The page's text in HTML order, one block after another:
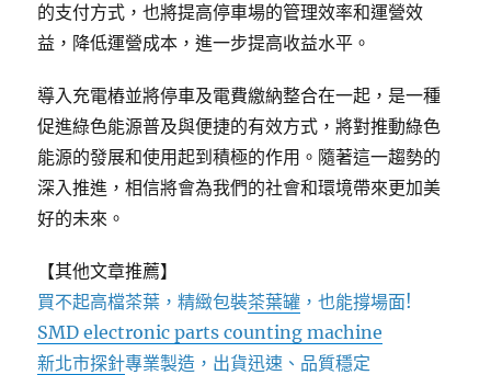
的支付方式，也將提高停車場的管理效率和運營效
益，降低運營成本，進一步提高收益水平。
導入充電樁並將停車及電費繳納整合在一起，是一種
促進綠色能源普及與便捷的有效方式，將對推動綠色
能源的發展和使用起到積極的作用。隨著這一趨勢的
深入推進，相信將會為我們的社會和環境帶來更加美
好的未來。
【其他文章推薦】
買不起高檔茶葉，精緻包裝茶葉罐 ，也能撐場面!
SMD electronic parts counting machine
新北市探針專業製造，出貨迅速、品質穩定